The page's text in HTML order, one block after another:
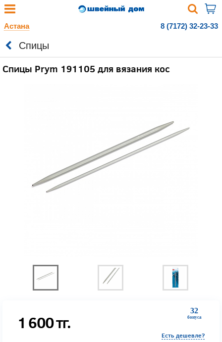
Астана 8 (7172) 32-23-33
Спицы
Спицы Prym 191105 для вязания кос
32
бонуса
1 600тг.
Есть дешевле?